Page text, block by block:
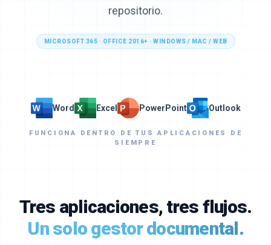
repositorio.
MICROSOFT 365 · OFFICE 2016+ · WINDOWS / MAC / WEB
Word Excel PowerPoint Outlook
FUNCIONA DENTRO DE TUS APLICACIONES DE
SIEMPRE
Tres aplicaciones, tres flujos.
Un solo gestor documental.